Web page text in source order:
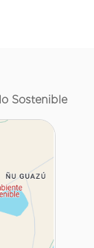
Sostenible